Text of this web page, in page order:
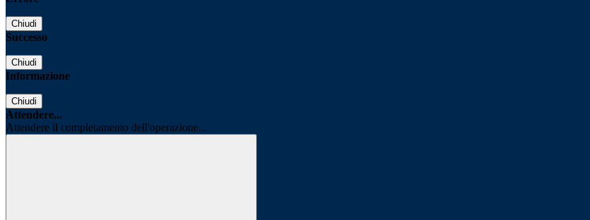
Chiudi
Successo
Chiudi
Informazione
Chiudi
Attendere...
Attendere il completamento dell'operazione...